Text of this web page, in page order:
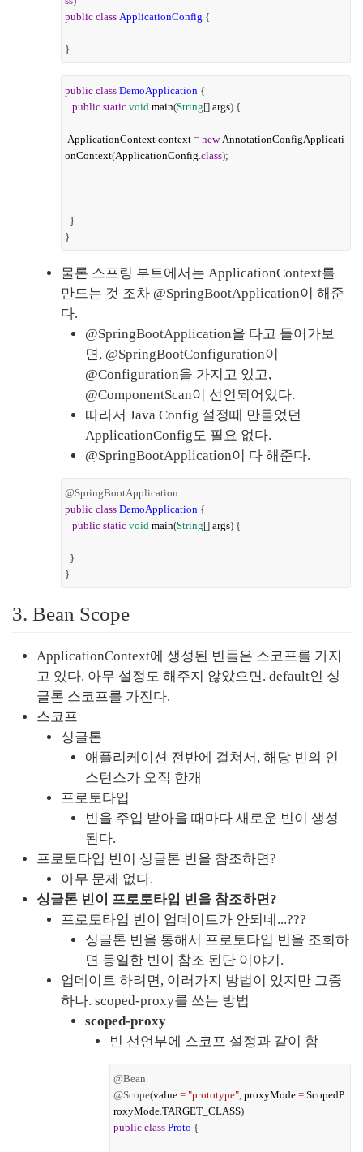
public class ApplicationConfig {
}
public class DemoApplication {
public static void main(String[] args) {
ApplicationContext context = new AnnotationConfigApplicati
onContext(ApplicationConfig class);
}
}
물론 스프링 부트에서는 ApplicationContext를
만드는 것 조차 @SpringBootApplication이 해준
다.
@SpringBootApplication을 타고 들어가보
면, @SpringBootConfiguration이
@Configuration을 가지고 있고,
@ComponentScan이 선언되어있다.
따라서 Java Config 설정때 만들었던
ApplicationConfig도 필요 없다.
@SpringBootApplication이 다 해준다.
@SpringBootApplication
public class DemoApplication {
public static void main(String[] args) {
}
}
3. Bean Scope
ApplicationContext에 생성된 빈들은 스코프를 가지
고 있다. 아무 설정도 해주지 않았으면. default인 싱
글톤 스코프를 가진다.
스코프
싱글톤
애플리케이션 전반에 걸쳐서, 해당 빈의 인
스턴스가 오직 한개
프로토타입
빈을 주입 받아올 때마다 새로운 빈이 생성
된다.
프로토타입 빈이 싱글톤 빈을 참조하면?
아무 문제 없다.
싱글톤 빈이 프로토타입 빈을 참조하면?
프로토타입 빈이 업데이트가 안되네...???
싱글톤 빈을 통해서 프로토타입 빈을 조회하
면 동일한 빈이 참조 된단 이야기.
업데이트 하려면, 여러가지 방법이 있지만 그중
하나. scoped-proxy를 쓰는 방법
scoped-proxy
빈 선언부에 스코프 설정과 같이 함
@Bean
@Scope(value = "prototype", proxyMode = ScopedP
roxyMode.TARGET_CLASS)
public class Proto {